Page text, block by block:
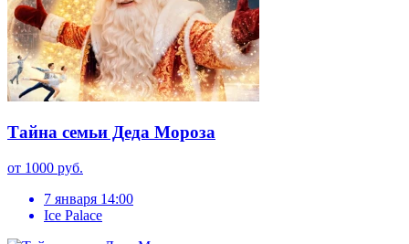
Тайна семьи Деда Мороза
от 1000 руб.
7 января 14:00
Ice Palace